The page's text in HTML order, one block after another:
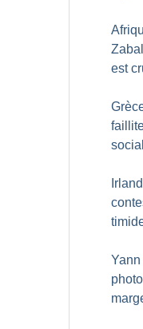
est
Yann